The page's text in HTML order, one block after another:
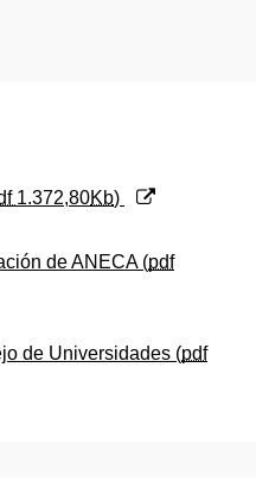
1.372,80Kb)
de ANECA (pdf
de Universidades (pdf